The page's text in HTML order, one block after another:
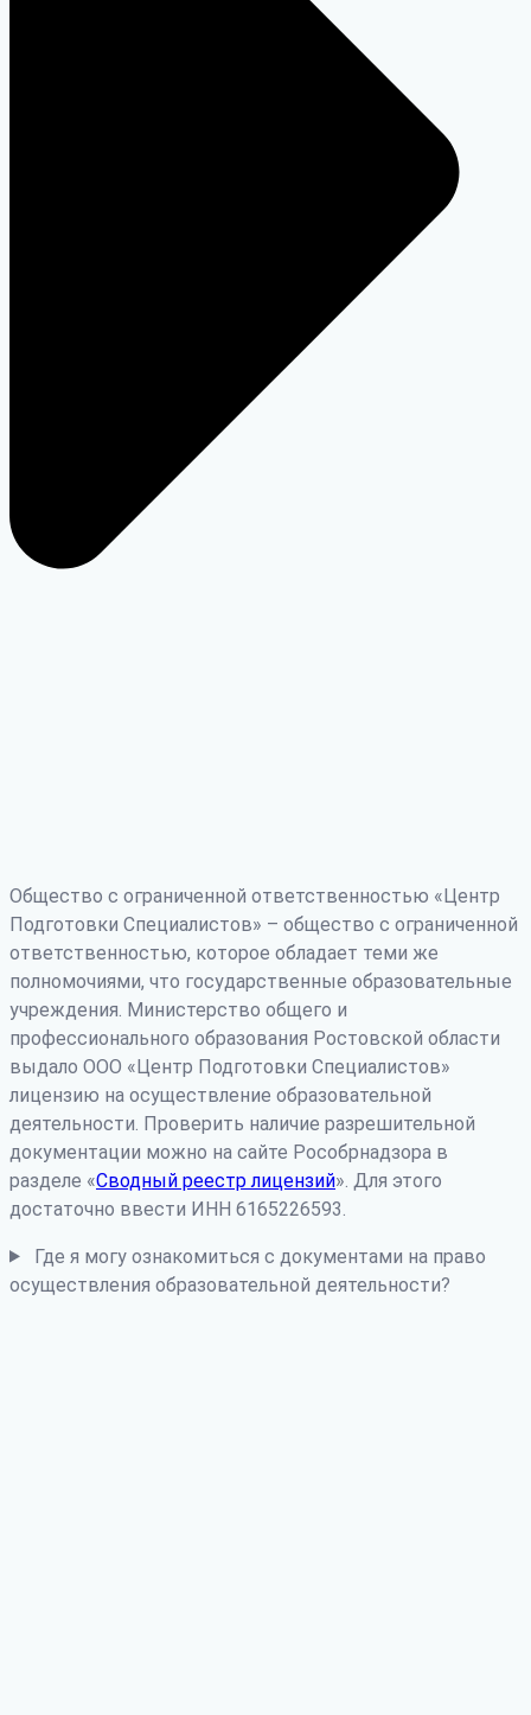
Общество с ограниченной ответственностью «Центр
Подготовки Специалистов» – общество с ограниченной
ответственностью, которое обладает теми же
полномочиями, что государственные образовательные
учреждения. Министерство общего и
профессионального образования Ростовской области
выдало ООО «Центр Подготовки Специалистов»
лицензию на осуществление образовательной
деятельности. Проверить наличие разрешительной
документации можно на сайте Рособрнадзора в
разделе «Сводный реестр лицензий». Для этого
достаточно ввести ИНН 6165226593.
Где я могу ознакомиться с документами на право
осуществления образовательной деятельности?